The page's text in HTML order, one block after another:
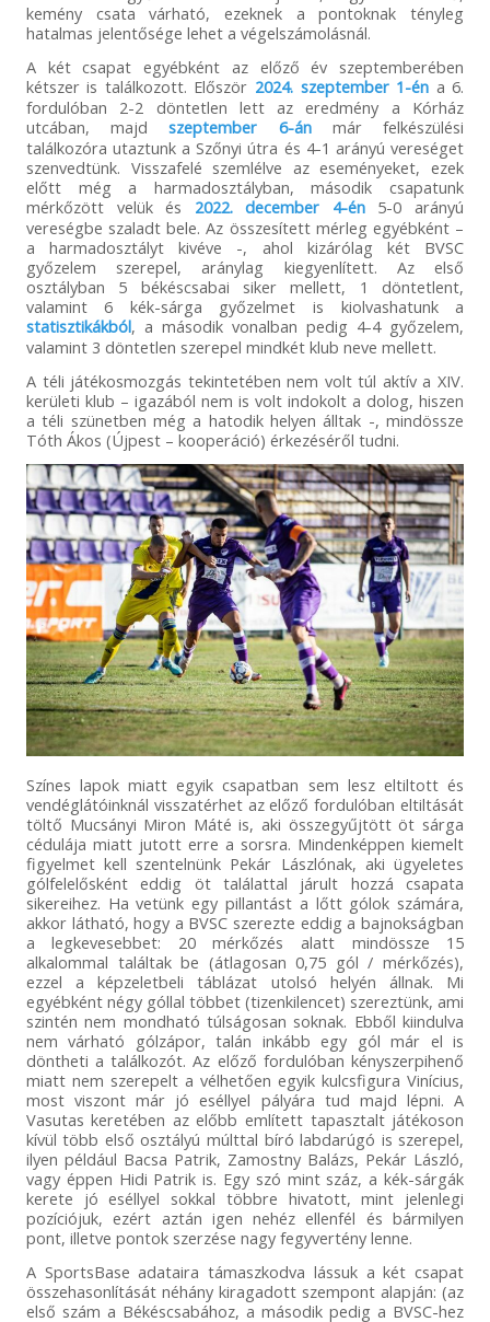
kemény csata várható, ezeknek a pontoknak tényleg
hatalmas jelentősége lehet a végelszámolásnál.
A két csapat egyébként az előző év szeptemberében
kétszer is találkozott. Először 2024. szeptember 1-én a 6.
fordulóban 2-2 döntetlen lett az eredmény a Kórház
utcában, majdszeptember 6-ánmár felkészülési
találkozóra utaztunk a Szőnyi útra és 4-1 arányú vereséget
szenvedtünk. Visszafelé szemlélve az eseményeket, ezek
előtt még a harmadosztályban, második csapatunk
mérkőzött velük és 2022. december 4-én5-0 arányú
vereségbe szaladt bele. Az összesített mérleg egyébként –
a harmadosztályt kivéve -, ahol kizárólag két BVSC
győzelem szerepel, aránylag kiegyenlített. Az első
osztályban 5 békéscsabai siker mellett, 1 döntetlent,
valamint 6 kék-sárga győzelmet is kiolvashatunk a
statisztikákból, a második vonalban pedig 4-4 győzelem,
valamint 3 döntetlen szerepel mindkét klub neve mellett.
A téli játékosmozgás tekintetében nem volt túl aktív a XIV.
kerületi klub – igazából nem is volt indokolt a dolog, hiszen
a téli szünetben még a hatodik helyen álltak -, mindössze
Tóth Ákos (Újpest – kooperáció) érkezéséről tudni.
Színes lapok miatt egyik csapatban sem lesz eltiltott és
vendéglátóinknál visszatérhet az előző fordulóban eltiltását
töltő Mucsányi Miron Máté is, aki összegyűjtött öt sárga
cédulája miatt jutott erre a sorsra. Mindenképpen kiemelt
figyelmet kell szentelnünk Pekár Lászlónak, aki ügyeletes
gólfelelősként eddig öt találattal járult hozzá csapata
sikereihez. Ha vetünk egy pillantást a lőtt gólok számára,
akkor látható, hogy a BVSC szerezte eddig a bajnokságban
a legkevesebbet: 20 mérkőzés alatt mindössze 15
alkalommal találtak be (átlagosan 0,75 gól / mérkőzés),
ezzel a képzeletbeli táblázat utolsó helyén állnak. Mi
egyébként négy góllal többet (tizenkilencet) szereztünk, ami
szintén nem mondható túlságosan soknak. Ebből kiindulva
nem várható gólzápor, talán inkább egy gól már el is
döntheti a találkozót. Az előző fordulóban kényszerpihenő
miatt nem szerepelt a vélhetően egyik kulcsfigura Vinícius,
most viszont már jó eséllyel pályára tud majd lépni. A
Vasutas keretében az előbb említett tapasztalt játékoson
kívül több első osztályú múlttal bíró labdarúgó is szerepel,
ilyen például Bacsa Patrik, Zamostny Balázs, Pekár László,
vagy éppen Hidi Patrik is. Egy szó mint száz, a kék-sárgák
kerete jó eséllyel sokkal többre hivatott, mint jelenlegi
pozíciójuk, ezért aztán igen nehéz ellenfél és bármilyen
pont, illetve pontok szerzése nagy fegyvertény lenne.
A SportsBase adataira támaszkodva lássuk a két csapat
összehasonlítását néhány kiragadott szempont alapján: (az
első szám a Békéscsabához, a második pedig a BVSC-hez